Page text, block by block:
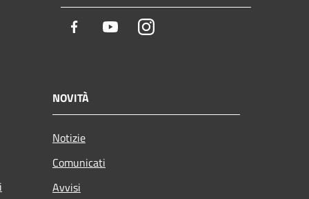
Facebook YoutubeInstagram
NOVITÀ
Notizie
Comunicati
Avvisi